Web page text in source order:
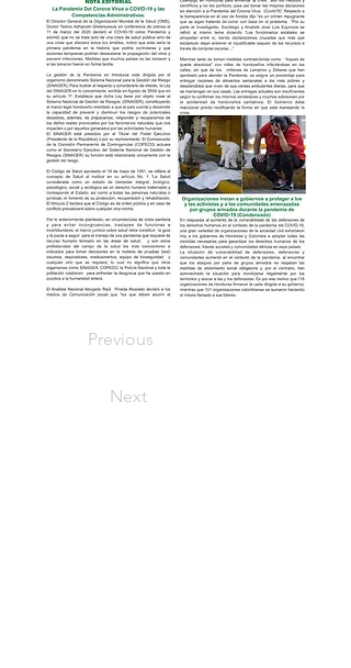
Previous
Next